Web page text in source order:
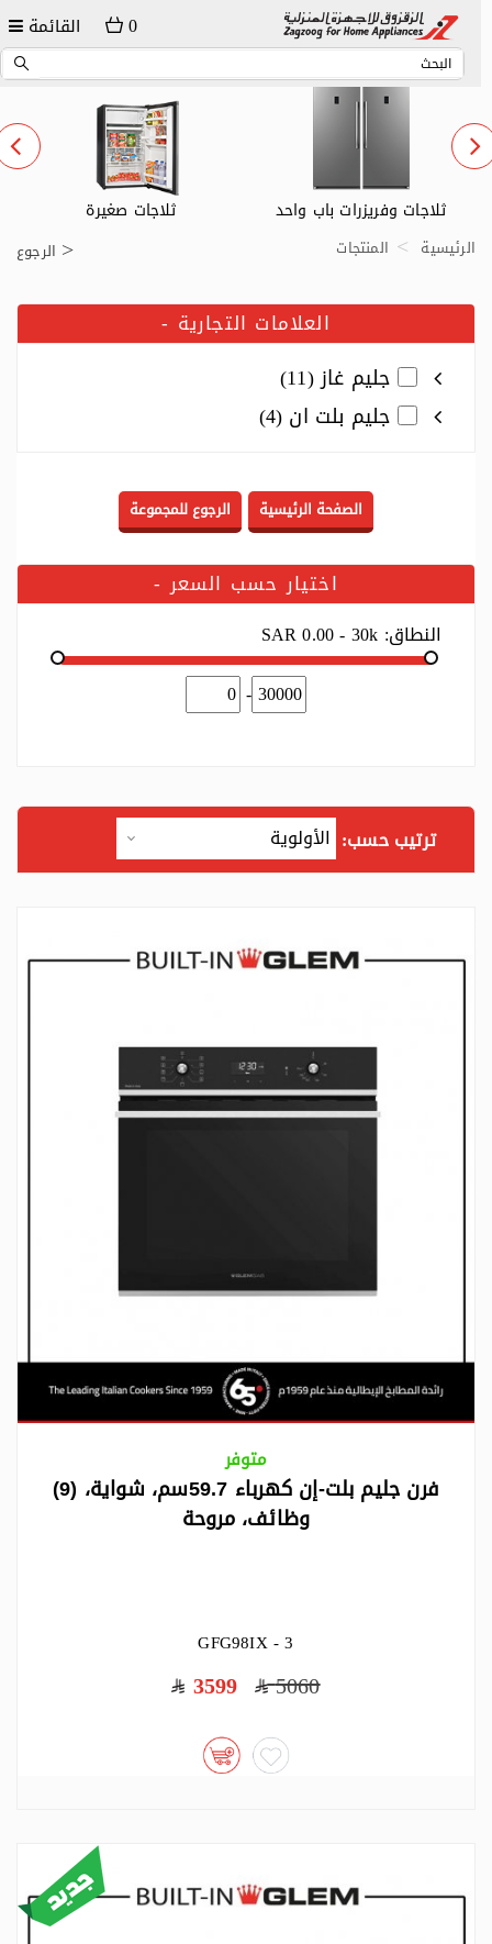
القائمة 0
ثلاجات وفريزرات باب واحد ثلاجات صغيرة
الرئيسية المنتجات الرجوع
العلامات التجارية
جليم غاز (11)
جليم بلت ان (4)
اختيار حسب السعر
النطاق: SAR 0.00 - 30k
-
ترتيب حسب:
متوفر
فرن جليم بلت-إن كهرباء 59.7سم، شواية، (9)
وظائف، مروحة
GFG98IX - 3
5060
3599